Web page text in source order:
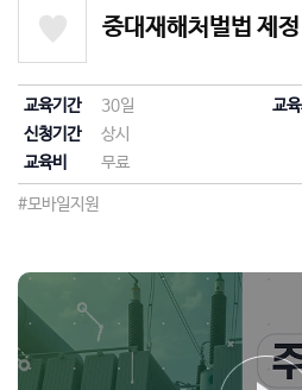
중대재해처벌법 제정
교육기간 30일 교
신청기간
상시
교육비
무료
#모바일지원